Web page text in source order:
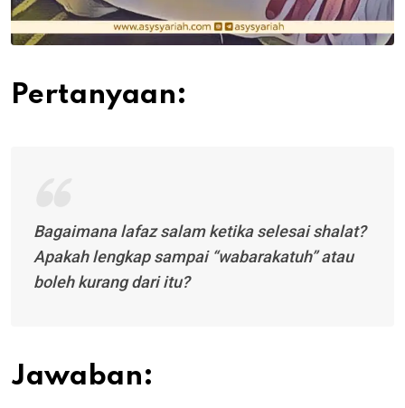
Pertanyaan:
Bagaimana lafaz salam ketika selesai shalat?
Apakah lengkap sampai “wabarakatuh” atau
boleh kurang dari itu?
Jawaban: